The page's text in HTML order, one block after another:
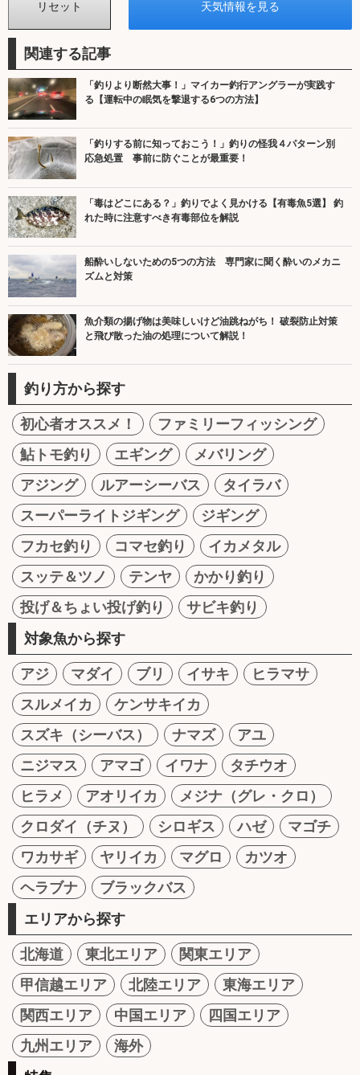
関連する記事
「釣りより断然大事！」マイカー釣行アングラーが実践す
る【運転中の眠気を撃退する6つの方法】
「釣りする前に知っておこう！」釣りの怪我４パターン別
応急処置 事前に防ぐことが最重要！
「毒はどこにある？」釣りでよく見かける【有毒魚5選】 釣
れた時に注意すべき有毒部位を解説
船酔いしないための5つの方法 専門家に聞く酔いのメカニ
ズムと対策
魚介類の揚げ物は美味しいけど油跳ねがち！ 破裂防止対策
と飛び散った油の処理について解説！
釣り方から探す
初心者オススメ！
ファミリーフィッシング
鮎トモ釣り
エギング
メバリング
アジング
ルアーシーバス
タイラバ
スーパーライトジギング
ジギング
フカセ釣り
コマセ釣り
イカメタル
スッテ＆ツノ
テンヤ
かかり釣り
投げ＆ちょい投げ釣り
サビキ釣り
対象魚から探す
アジ マダイ ブリ イサキ
ヒラマサ
スルメイカ
ケンサキイカ
スズキ（シーバス）
ナマズ
アユ
ニジマス
アマゴ イワナ
タチウオ
ヒラメ
アオリイカ
メジナ（グレ・クロ）
クロダイ（チヌ）
シロギス ハゼ
マゴチ
ワカサギ
ヤリイカ マグロ
カツオ
ヘラブナ
ブラックバス
エリアから探す
北海道 東北エリア
関東エリア
甲信越エリア
北陸エリア
東海エリア
関西エリア
中国エリア
四国エリア
九州エリア
海外